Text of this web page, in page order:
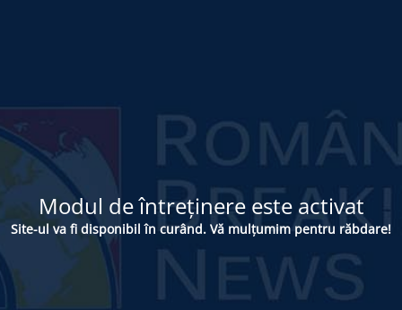
Modul de întreținere este activat
Site-ul va fi disponibil în curând. Vă mulțumim pentru răbdare!